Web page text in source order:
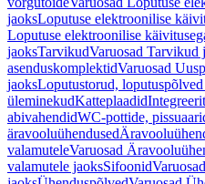
jaoksLoputuse elektroonilise
Loputuse elektroonilise
jaoksTarvikudVaruosad Tarvikud
asenduskomplektidVaruosad
jaoksLoputustorud, loputuspõlved
üleminekudKatteplaadid
abivahendidWC-pottide,
äravooluühendused
valamuteleVaruosad
valamutele jaoksSifoonid